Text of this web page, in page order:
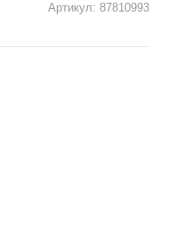
Артикул: 87810993